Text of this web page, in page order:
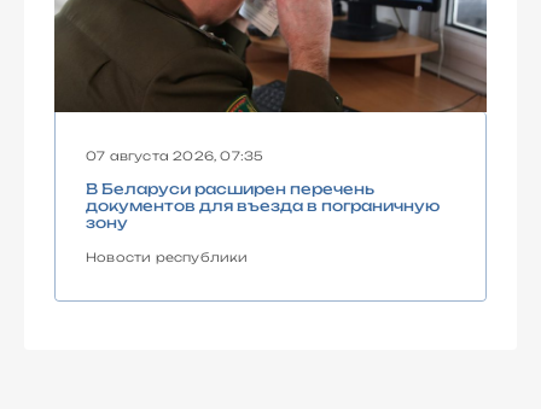
07 августа 2026, 07:35
В Беларуси расширен перечень
документов для въезда в пограничную
зону
Новости республики